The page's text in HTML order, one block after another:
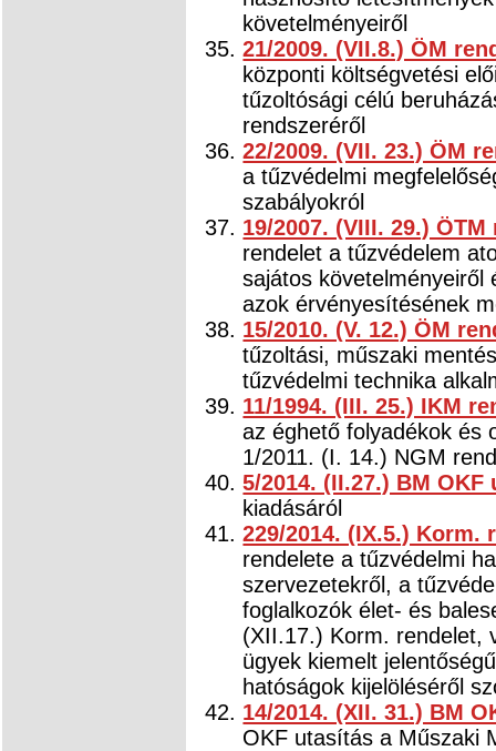
követelményeiről
21/2009. (VII.8.) ÖM
központi költségvetési
tűzoltósági célú
rendszeréről
22/2009. (VII. 23.) ÖM
a tűzvédelmi
szabályokról
19/2007. (VIII. 29.)
rendelet a tűzvédelem
sajátos követelményeiről
azok érvényesítésének
15/2010. (V. 12.) ÖM
tűzoltási, műszaki
tűzvédelmi technika
11/1994. (III. 25.) IKM
az éghető folyadékok és
1/2011. (I. 14.) NGM
5/2014. (II.27.) BM OKF
kiadásáról
229/2014. (IX.5.) Korm.
rendelete a tűzvédelmi
szervezetekről, a
foglalkozók élet- és
(XII.17.) Korm. rendelet,
ügyek kiemelt
hatóságok kijelöléséről
14/2014. (XII. 31.) BM
OKF utasítás a Műszaki